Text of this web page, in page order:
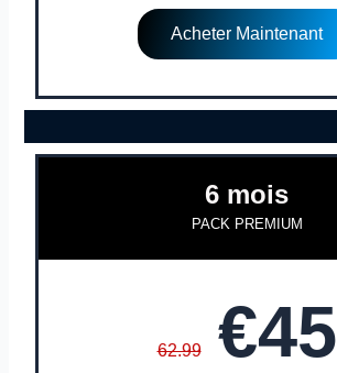
Acheter Maintenant
6 mois
PACK PREMIUM
62.99 €45